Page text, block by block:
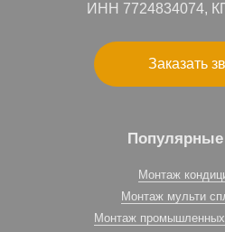
ИНН 7724834074,
Заказать
Популярные
Монтаж
Монтаж мульти
Монтаж промышленных